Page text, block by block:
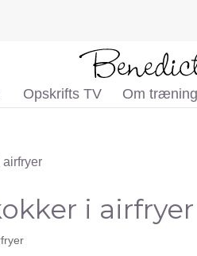
Opskrifts TV Om
i airfryer